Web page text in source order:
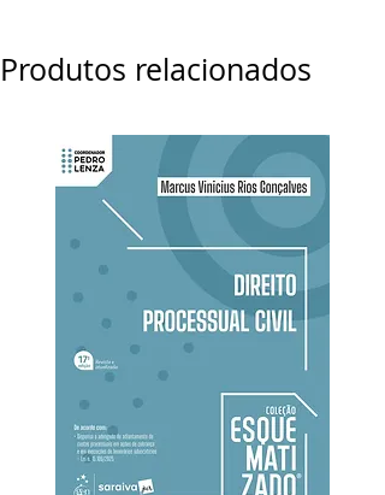
Produtos relacionados